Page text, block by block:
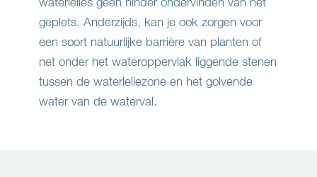
geplets. Anderzijds, kan je ook zorgen voor
een soort natuurlijke barrière van planten of
net onder het wateroppervlak liggende stenen
tussen de waterleliezone en het golvende
water van de waterval.